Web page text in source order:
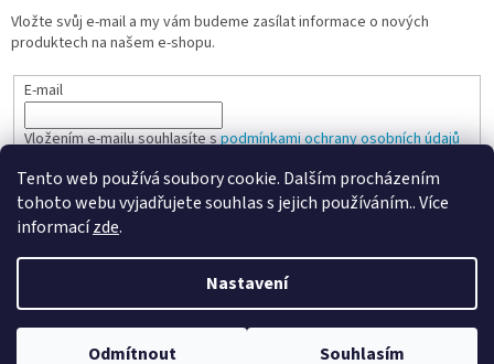
Tento web používá soubory cookie. Dalším procházením
tohoto webu vyjadřujete souhlas s jejich používáním.. Více
informacízde.
Nastavení
Odmítnout Souhlasím
Vložte svůj e-mail a my vám budeme zasílat informace o nových
produktech na našem e-shopu.
E-mail
Vložením e-mailu souhlasíte spodmínkami ochrany osobních údajů
PŘIHLÁSIT SE
Vytvořil Shoptet
Copyright 2026Spokojená kancelář . Všechna práva vyhrazena.